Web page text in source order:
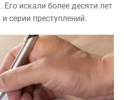
искали более десяти лет
серии преступлений.